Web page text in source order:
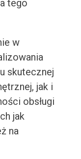
tego
w
skutecznej
jak i
obsługi
jak
na